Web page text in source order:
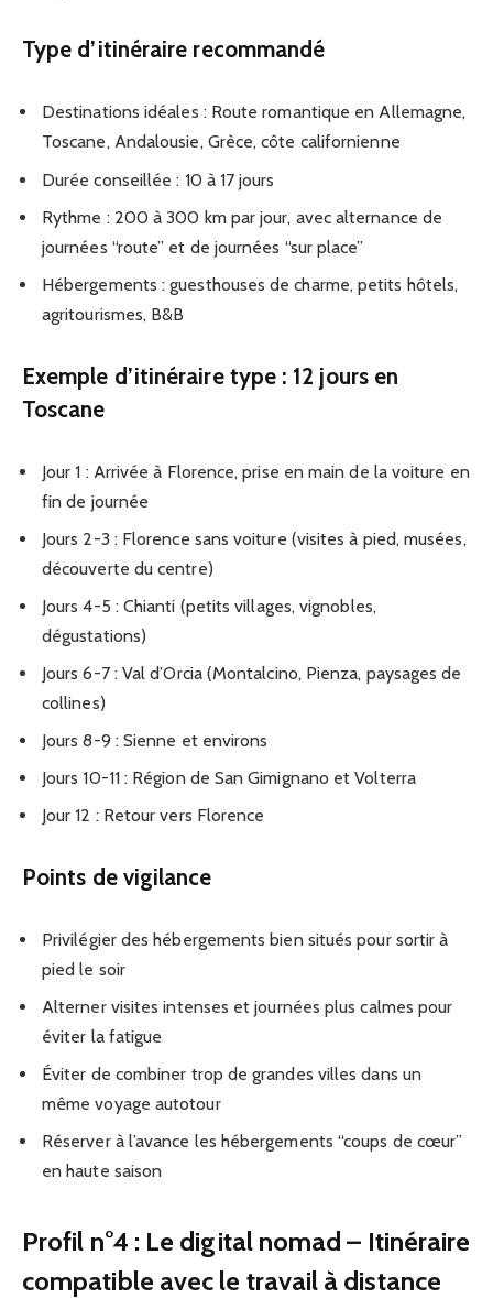
Type d’itinéraire recommandé
Destinations idéales : Route romantique en Allemagne,
Toscane, Andalousie, Grèce, côte californienne
Durée conseillée : 10 à 17 jours
Rythme : 200 à 300 km par jour, avec alternance de
journées “route” et de journées “sur place”
Hébergements : guesthouses de charme, petits hôtels,
agritourismes, B&B
Exemple d’itinéraire type : 12 jours en
Toscane
Jour 1 : Arrivée à Florence, prise en main de la voiture en
fin de journée
Jours 2-3 : Florence sans voiture (visites à pied, musées,
découverte du centre)
Jours 4-5 : Chianti (petits villages, vignobles,
dégustations)
Jours 6-7 : Val d’Orcia (Montalcino, Pienza, paysages de
collines)
Jours 8-9 : Sienne et environs
Jours 10-11 : Région de San Gimignano et Volterra
Jour 12 : Retour vers Florence
Points de vigilance
Privilégier des hébergements bien situés pour sortir à
pied le soir
Alterner visites intenses et journées plus calmes pour
éviter la fatigue
Éviter de combiner trop de grandes villes dans un
même voyage autotour
Réserver à l’avance les hébergements “coups de cœur”
en haute saison
Profil n°4 : Le digital nomad – Itinéraire
compatible avec le travail à distance